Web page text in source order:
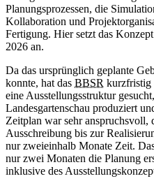
Planungsprozessen, die
Kollaboration und
Fertigung. Hier setzt das
2026 an.
Da das ursprünglich geplante
konnte, hat das BBSR kurzfristig
eine Ausstellungsstruktur
Landesgartenschau produziert
Zeitplan war sehr
Ausschreibung bis zur
nur zweieinhalb Monate Zeit.
nur zwei Monaten die Planung
inklusive des